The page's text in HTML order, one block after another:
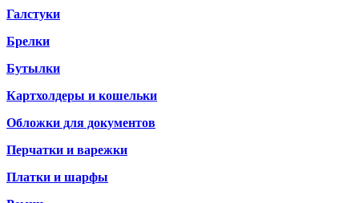
Галстуки
Брелки
Бутылки
Картхолдеры и кошельки
Обложки для документов
Перчатки и варежки
Платки и шарфы